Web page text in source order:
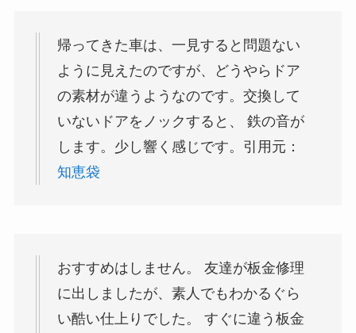
帰ってきた車は、一見すると問題ない
ように見えたのですが、どうやらドア
の素材が違うようなのです。交換して
いないドアをノックすると、 鉄の音が
します。少し響く感じです。引用元：
知恵袋
おすすめはしません。 友達が板金修理
に出しましたが、素人でもわかるぐら
い酷い仕上りでした。 すぐに違う板金